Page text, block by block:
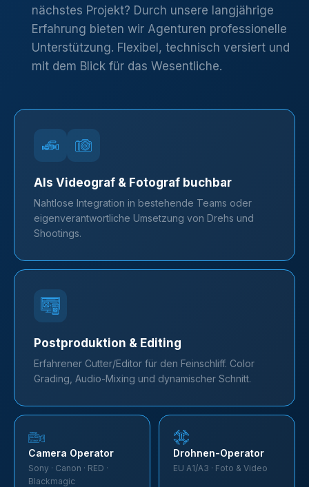
nächstes Projekt? Durch unsere langjährige
Erfahrung bieten wir Agenturen professionelle
Unterstützung. Flexibel, technisch versiert und
mit dem Blick für das Wesentliche.
Als Videograf & Fotograf buchbar
Nahtlose Integration in bestehende Teams oder
eigenverantwortliche Umsetzung von Drehs und
Shootings.
Postproduktion & Editing
Erfahrener Cutter/Editor für den Feinschliff. Color
Grading, Audio-Mixing und dynamischer Schnitt.
Camera Operator
Sony · Canon · RED ·
Blackmagic
Drohnen-Operator
EU A1/A3 · Foto & Video